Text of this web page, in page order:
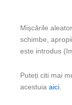
Mișcările
schimbe,
este introdus
Puteți citi mai
acestuia aici